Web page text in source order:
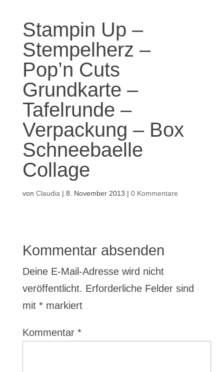
Stampin Up –
Stempelherz –
Pop’n Cuts
Grundkarte –
Tafelrunde –
Verpackung – Box
Schneebaelle
Collage
von Claudia | 8. November 2013 | 0 Kommentare
Kommentar absenden
Deine E-Mail-Adresse wird nicht
veröffentlicht. Erforderliche Felder sind
mit *markiert
Kommentar *